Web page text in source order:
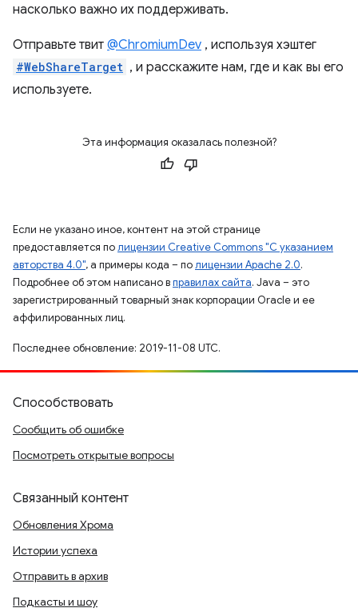
насколько важно их поддерживать.
Отправьте твит @ChromiumDev , используя хэштег
#WebShareTarget , и расскажите нам, где и как вы его
используете.
Эта информация оказалась полезной?
Если не указано иное, контент на этой странице
предоставляется полицензии Creative Commons "С указанием
авторства 4.0", а примеры кода – полицензии Apache 2.0.
Подробнее об этом написано вправилах сайта. Java – это
зарегистрированный товарный знак корпорации Oracle и ее
аффилированных лиц.
Последнее обновление: 2019-11-08 UTC.
Способствовать
Сообщить об ошибке
Посмотреть открытые вопросы
Связанный контент
Обновления Хрома
Истории успеха
Отправить в архив
Подкасты и шоу